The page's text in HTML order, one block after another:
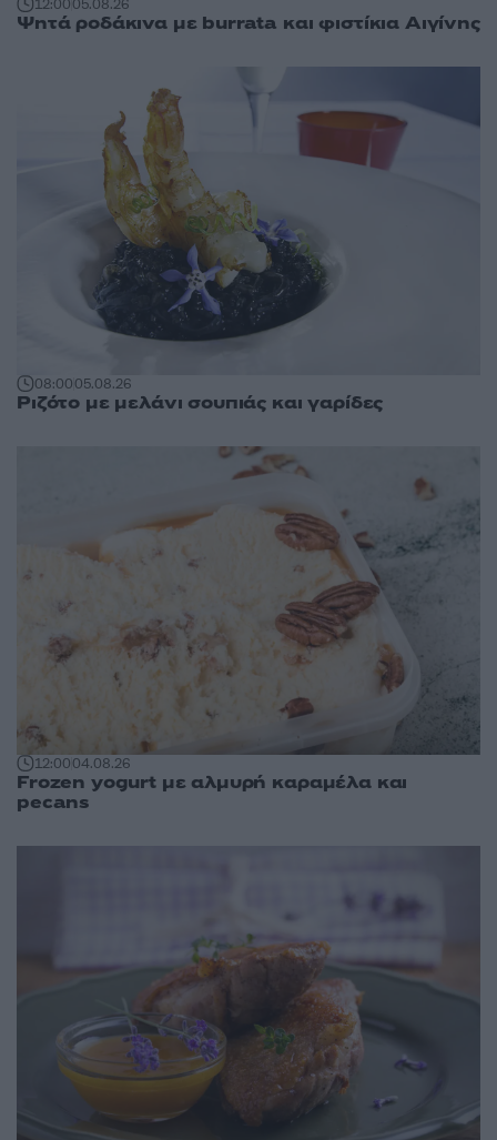
12:0005.08.26
Ψητά ροδάκινα με burrata και φιστίκια Αιγίνης
08:0005.08.26
Ριζότο με μελάνι σουπιάς και γαρίδες
12:0004.08.26
Frozen yogurt με αλμυρή καραμέλα και
pecans